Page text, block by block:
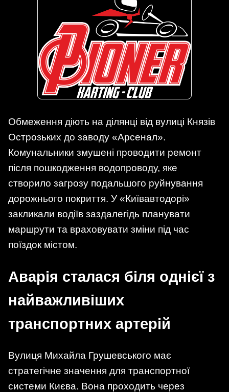
Обмеження діють на ділянці від вулиці Князів
Острозьких до заводу «Арсенал».
Комунальники змушені проводити ремонт
після пошкодження водопроводу, яке
створило загрозу подальшого руйнування
дорожнього покриття. У «Київавтодорі»
закликали водіїв заздалегідь планувати
маршрути та враховувати зміни під час
поїздок містом.
Аварія сталася біля однієї з
найважливіших
транспортних артерій
Вулиця Михайла Грушевського має
стратегічне значення для транспортної
системи Києва. Вона проходить через